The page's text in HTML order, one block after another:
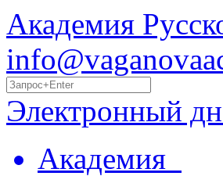
Академия
Электронный
Академия